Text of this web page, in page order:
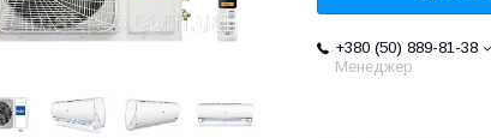
+380 (50) 889-81-38
Менеджер